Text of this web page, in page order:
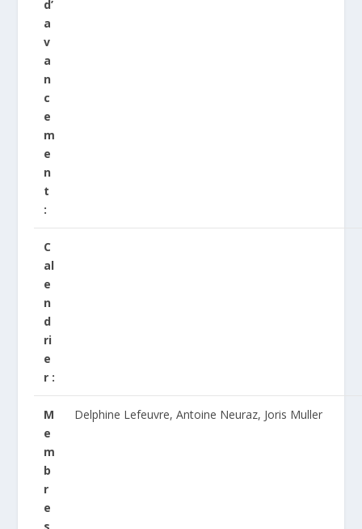
d’
a
v
a
n
c
e
m
e
n
t
:
C
al
e
n
d
ri
e
r :
M
e
m
b
r
e
Delphine Lefeuvre, Antoine Neuraz, Joris Muller